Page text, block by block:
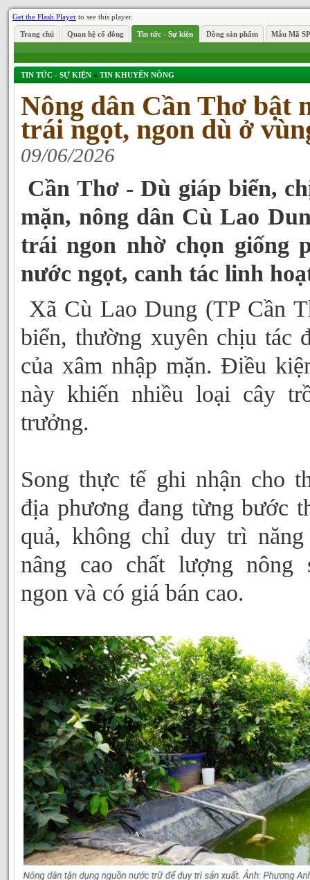
Get the Flash Player to see this player.
Trang chủ Quan hệ cổ đông Tin tức - Sự kiện Dòng sản phẩm Mẫu Mã SP
TIN TỨC - SỰ KIỆN » TIN KHUYẾN NÔNG
Nông dân Cần Thơ bật
trái ngọt, ngon dù ở
09/06/2026
Cần Thơ - Dù giáp biển,
mặn, nông dân Cù Lao
trái ngon nhờ chọn giống
nước ngọt, canh tác linh
Xã Cù Lao Dung (TP Cần
biển, thường xuyên chịu tác
của xâm nhập mặn. Điều
này khiến nhiều loại cây
trưởng.
Song thực tế ghi nhận cho
địa phương đang từng bước
quả, không chỉ duy trì năng
nâng cao chất lượng nông
ngon và có giá bán cao.